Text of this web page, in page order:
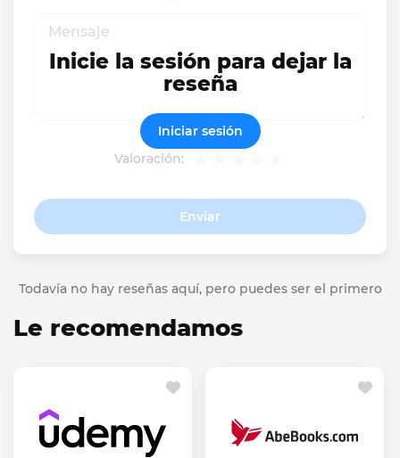
Valoración:
Enviar
Inicie la sesión para dejar la
reseña
Iniciar sesión
Todavía no hay reseñas aquí, pero puedes ser el primero
Le recomendamos